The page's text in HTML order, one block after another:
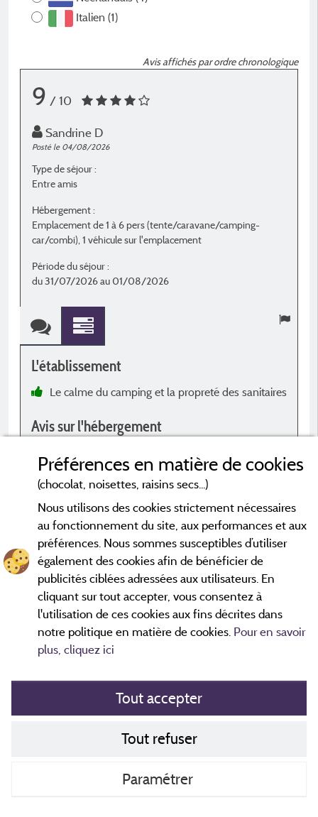
Italien (1)
Avis affichés par ordre chronologique
9 / 10
Sandrine D
Posté le 04/08/2026
Type de séjour :
Entre amis
Hébergement :
Emplacement de 1 à 6 pers (tente/caravane/camping-
car/combi), 1 véhicule sur l'emplacement
Période du séjour :
du 31/07/2026 au 01/08/2026
L'établissement
Le calme du camping et la propreté des sanitaires
Avis sur l'hébergement
*Avis datés de moins de 3 ans et soumis à un contrôle.En savoir
plus
Politique de cookies
Préférences en matière de cookies
(chocolat, noisettes, raisins secs...)
Nous utilisons des cookies strictement nécessaires
au fonctionnement du site, aux performances et aux
préférences. Nous sommes susceptibles d’utiliser
également des cookies afin de bénéficier de
publicités ciblées adressées aux utilisateurs. En
cliquant sur tout accepter, vous consentez à
l'utilisation de ces cookies aux fins décrites dans
notre politique en matière de cookies. Pour en savoir
plus, cliquez ici
Tout accepter
Tout refuser
Paramétrer